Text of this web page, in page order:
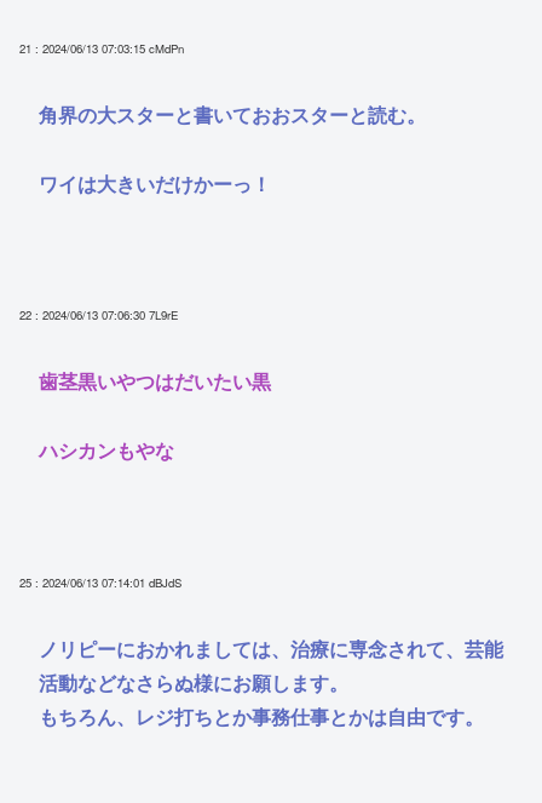
21 : 2024/06/13 07:03:15 cMdPn
角界の大スターと書いておおスターと読む。
ワイは大きいだけかーっ！
22 : 2024/06/13 07:06:30 7L9rE
歯茎黒いやつはだいたい黒
ハシカンもやな
25 : 2024/06/13 07:14:01 dBJdS
ノリピーにおかれましては、治療に専念されて、芸能
活動などなさらぬ様にお願します。
もちろん、レジ打ちとか事務仕事とかは自由です。